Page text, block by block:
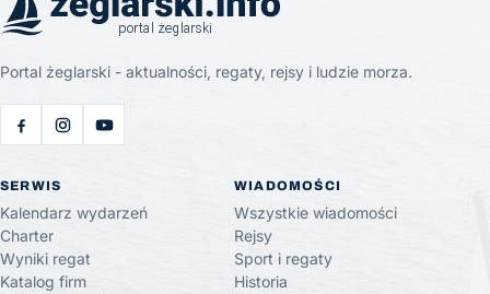
Portal żeglarski - aktualności, regaty, rejsy i ludzie morza.
SERWIS
Kalendarz wydarzeń
Charter
Wyniki regat
Katalog firm
WIADOMOŚCI
Wszystkie wiadomości
Rejsy
Sport i regaty
Historia